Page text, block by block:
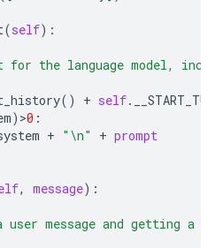
(self):
for the language model,
() + self.
)>0 :
+ "\n" + prompt
, message):
user message and getting a